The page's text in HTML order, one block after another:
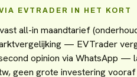
EVTRADER IN HET KORT
all-in maandtarief
— EVTrader
opinion via WhatsApp
geen grote investering